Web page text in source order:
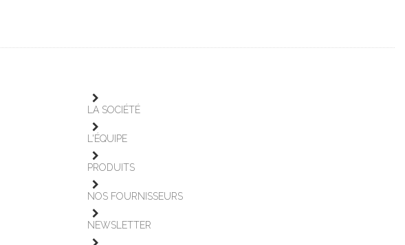
LA SOCIÉTÉ
L'ÉQUIPE
PRODUITS
NOS FOURNISSEURS
NEWSLETTER